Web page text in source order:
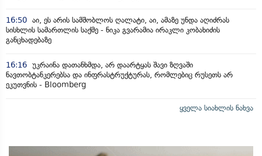
16:50 აი, ეს არის სამშობლოს ღალატი, აი, ამაზე უნდა აღიძრას
სისხლის სამართლის საქმე - ნიკა გვარამია ირაკლი კობახიძის
განცხადებაზე
16:16 უკრაინა დათანხმდა, არ დაარტყას შავი ზღვაში
ნავთობტანკერებსა და ინფრასტრუქტურას, რომლებიც რუსეთს არ
ეკუთვნის - Bloomberg
ყველა სიახლის ნახვა